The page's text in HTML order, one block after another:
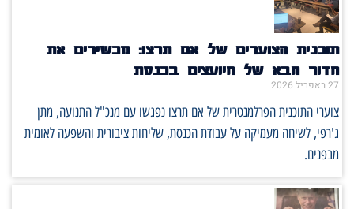
תוכנית הצוערים של אם תרצו: מכשירים את
הדור הבא של היועצים בכנסת
27 באפריל 2026
צוערי התוכנית הפרלמנטרית של אם תרצו נפגשו עם מנכ"ל התנועה, מתן
ג'רפי, לשיחה מעמיקה על עבודת הכנסת, שליחות ציבורית והשפעה לאומית
מבפנים.